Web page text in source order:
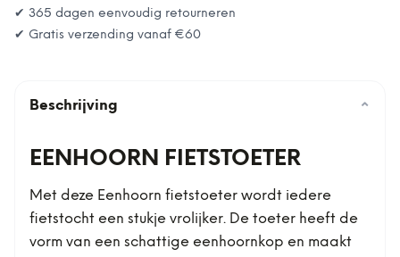
✔ 365 dagen eenvoudig retourneren
✔ Gratis verzending vanaf €60
Beschrijving ⌄
EENHOORN FIETSTOETER
Met deze Eenhoorn fietstoeter wordt iedere
fietstocht een stukje vrolijker. De toeter heeft de
vorm van een schattige eenhoornkop en maakt